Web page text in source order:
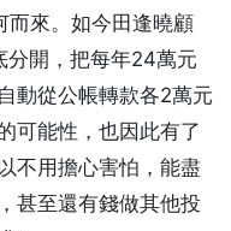
而來。如今田逢曉顧
分開，把每年24萬元
動從公帳轉款各2萬元
可能性，也因此有了
不用擔心害怕，能盡
甚至還有錢做其他投